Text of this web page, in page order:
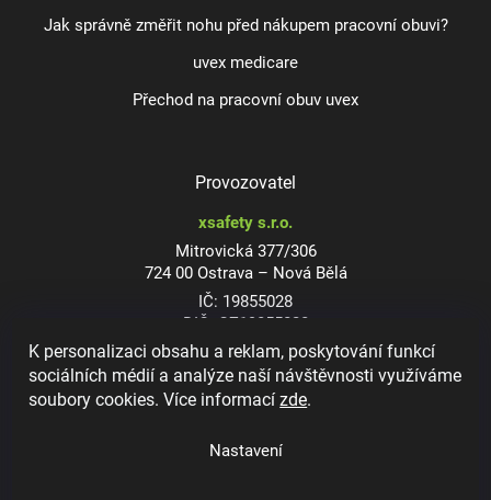
K personalizaci obsahu a reklam, poskytování funkcí
sociálních médií a analýze naší návštěvnosti využíváme
soubory cookies. Více informacízde.
Nastavení
Jak správně změřit nohu před nákupem pracovní obuvi?
uvex medicare
Přechod na pracovní obuv uvex
Provozovatel
xsafety s.r.o.
Mitrovická 377/306
724 00 Ostrava – Nová Bělá
IČ: 19855028
DIČ: CZ19855028
Dioptrické ochranné brýle